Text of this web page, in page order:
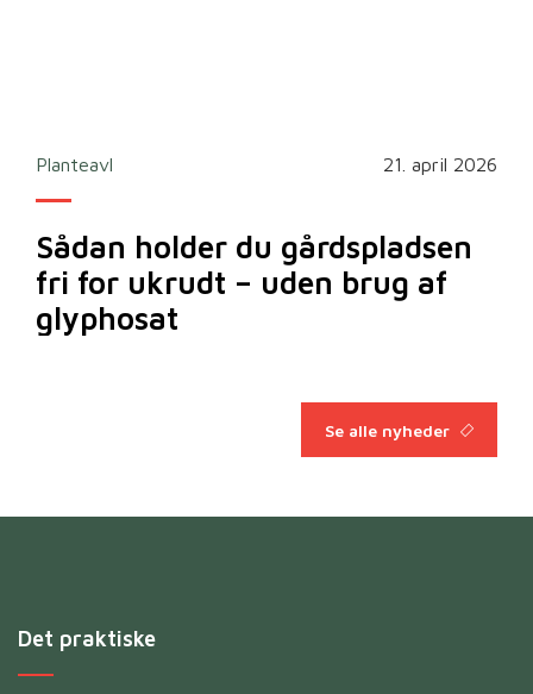
Planteavl 21. april 2026
Sådan holder du gårdspladsen
fri for ukrudt – uden brug af
glyphosat
Se alle nyheder
Det praktiske